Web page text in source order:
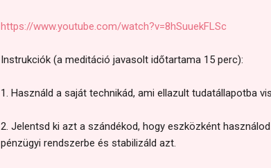
https://www.youtube.com/watch?v=8hSuuekFLSc
Instrukciók (a meditáció javasolt időtartama 15 perc):
1. Használd a saját technikád, ami ellazult tudatállapotba
2. Jelentsd ki azt a szándékod, hogy eszközként
pénzügyi rendszerbe és stabilizáld azt.